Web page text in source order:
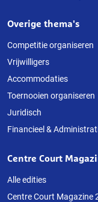
Overige thema's
Competitie organiseren
Vrijwilligers
Accommodaties
Toernooien organiseren
Juridisch
Financieel &
Centre Court
Alle edities
Centre Court Magazine